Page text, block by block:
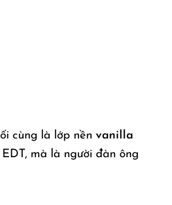
cùng là lớp nền vanilla
mà là người đàn ông